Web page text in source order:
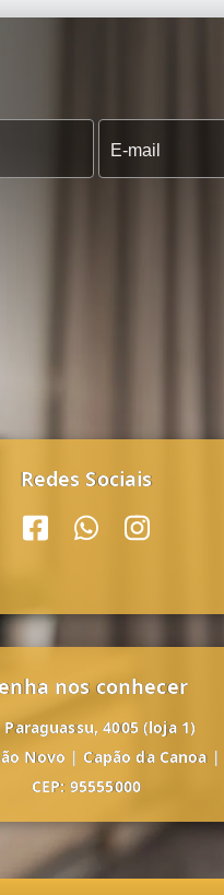
Redes Sociais
nos conhecer
Paraguassu, 4005 (loja 1)
Novo | Capão da Canoa |
CEP: 95555000